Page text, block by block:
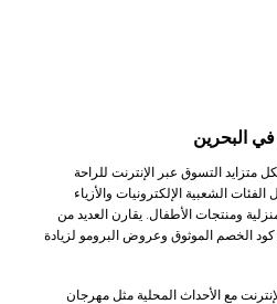
البحرين
متزايد التسوق عبر الإنترنت للراحة
الشعبية الإلكترونيات والأزياء
ومنتجات الأطفال. يقارن العديد من
الخصم الموثوق وعروض البرومو لزيادة
مع الأحداث المحلية مثل مهرجان